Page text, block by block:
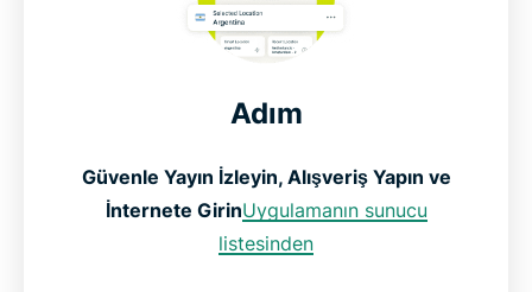
Adım
Güvenle Yayın İzleyin, Alışveriş Yapın ve
İnternete GirinUygulamanın sunucu
listesinden